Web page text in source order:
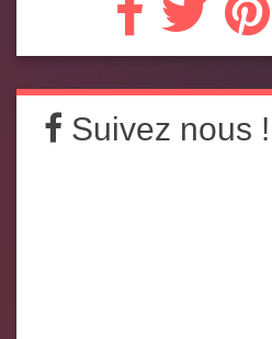
Suivez nous !